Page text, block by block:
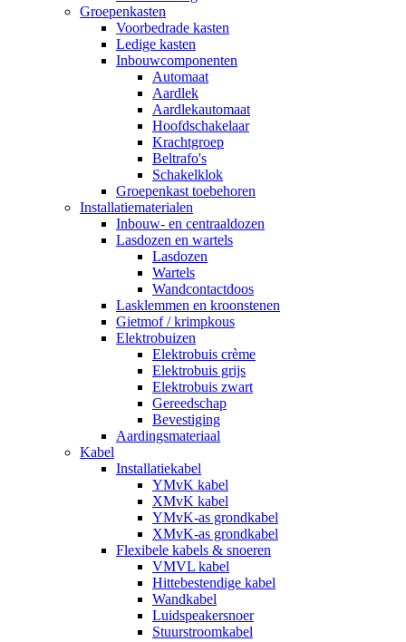
Groepenkasten
Voorbedrade kasten
Ledige kasten
Inbouwcomponenten
Automaat
Aardlek
Aardlekautomaat
Hoofdschakelaar
Krachtgroep
Beltrafo's
Schakelklok
Groepenkast toebehoren
Installatiematerialen
Inbouw- en centraaldozen
Lasdozen en wartels
Lasdozen
Wartels
Wandcontactdoos
Lasklemmen en kroonstenen
Gietmof / krimpkous
Elektrobuizen
Elektrobuis crème
Elektrobuis grijs
Elektrobuis zwart
Gereedschap
Bevestiging
Aardingsmateriaal
Kabel
Installatiekabel
YMvK kabel
XMvK kabel
YMvK-as grondkabel
XMvK-as grondkabel
Flexibele kabels & snoeren
VMVL kabel
Hittebestendige kabel
Wandkabel
Luidspeakersnoer
Stuurstroomkabel